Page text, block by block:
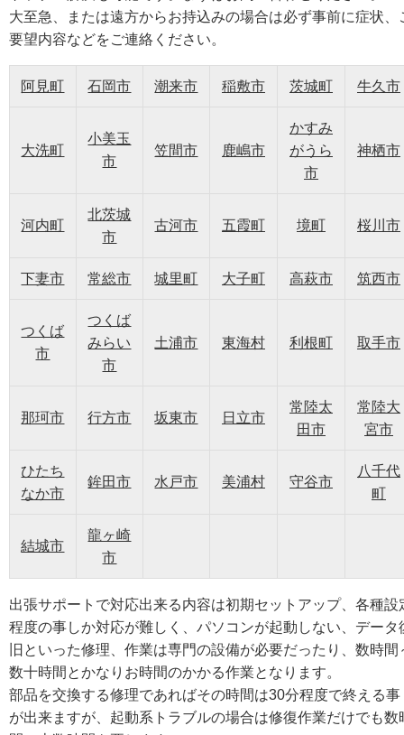
大至急、または遠方からお持込みの場合は必ず事前に症状、
要望内容などをご連絡ください。
阿見町 石岡市 潮来市 稲敷市 茨城町 牛久市
大洗町
小美玉
市
笠間市 鹿嶋市
かすみ
がうら
市
神栖市
河内町
北茨城
市
古河市 五霞町 境町 桜川市
下妻市 常総市 城里町 大子町 高萩市 筑西市
つくば
市
つくば
みらい
市
土浦市 東海村 利根町 取手市
那珂市 行方市 坂東市 日立市
常陸太
田市
常陸大
宮市
ひたち
なか市
鉾田市 水戸市 美浦村 守谷市
八千代
町
結城市
龍ヶ崎
市
出張サポートで対応出来る内容は初期セットアップ、各種設
程度の事しか対応が難しく、パソコンが起動しない、データ
旧といった修理、作業は専門の設備が必要だったり、数時間
数十時間とかなりお時間のかかる作業となります。
部品を交換する修理であればその時間は30分程度で終える事
が出来ますが、起動系トラブルの場合は修復作業だけでも数